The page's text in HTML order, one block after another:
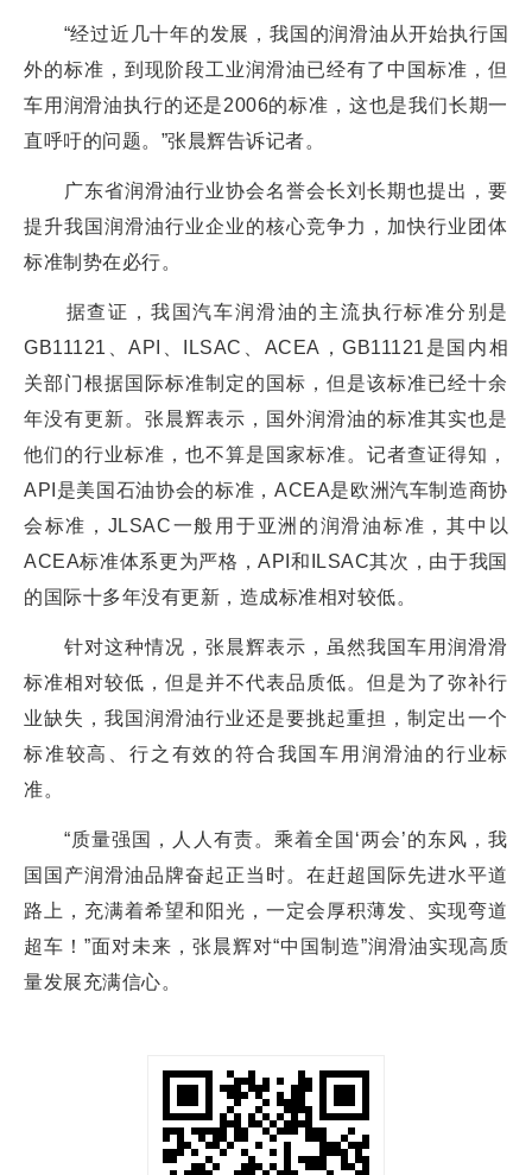
“经过近几十年的发展，我国的润滑油从开始执行国
外的标准，到现阶段工业润滑油已经有了中国标准，但
车用润滑油执行的还是2006的标准，这也是我们长期一
直呼吁的问题。”张晨辉告诉记者。
广东省润滑油行业协会名誉会长刘长期也提出，要
提升我国润滑油行业企业的核心竞争力，加快行业团体
标准制势在必行。
据查证，我国汽车润滑油的主流执行标准分别是
GB11121、API、ILSAC、ACEA，GB11121是国内相
关部门根据国际标准制定的国标，但是该标准已经十余
年没有更新。张晨辉表示，国外润滑油的标准其实也是
他们的行业标准，也不算是国家标准。记者查证得知，
API是美国石油协会的标准，ACEA是欧洲汽车制造商协
会标准，JLSAC一般用于亚洲的润滑油标准，其中以
ACEA标准体系更为严格，API和ILSAC其次，由于我国
的国际十多年没有更新，造成标准相对较低。
针对这种情况，张晨辉表示，虽然我国车用润滑滑
标准相对较低，但是并不代表品质低。但是为了弥补行
业缺失，我国润滑油行业还是要挑起重担，制定出一个
标准较高、行之有效的符合我国车用润滑油的行业标
准。
“质量强国，人人有责。乘着全国‘两会’的东风，我
国国产润滑油品牌奋起正当时。在赶超国际先进水平道
路上，充满着希望和阳光，一定会厚积薄发、实现弯道
超车！”面对未来，张晨辉对“中国制造”润滑油实现高质
量发展充满信心。